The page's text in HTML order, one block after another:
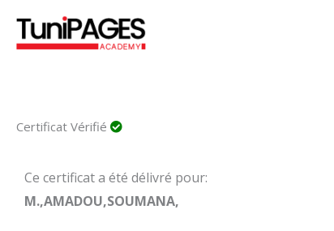
contenu
Certificat Vérifié
Ce certificat a été délivré pour:
M.,AMADOU,SOUMANA,